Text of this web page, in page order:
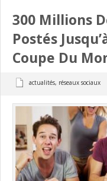
300 Millions
Postés
Coupe Du
actualités, réseaux sociaux